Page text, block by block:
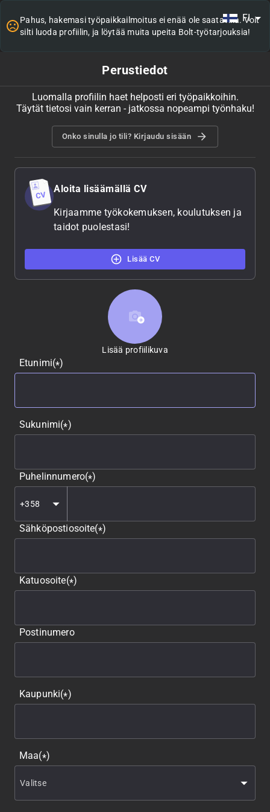
FI
Pahus, hakemasi työpaikkailmoitus ei enää ole saatavilla. Voit
silti luoda profiilin, ja löytää muita upeita Bolt-työtarjouksia!
Perustiedot
Luomalla profiilin haet helposti eri työpaikkoihin.
Täytät tietosi vain kerran - jatkossa nopeampi työnhaku!
Onko sinulla jo tili? Kirjaudu sisään
Aloita lisäämällä CV
Kirjaamme työkokemuksen, koulutuksen ja
taidot puolestasi!
Lisää CV
Lisää profiilikuva
Lisää profiilikuva
Etunimi(*)
Sukunimi(*)
Puhelinnumero(*)
Sähköpostiosoite(*)
Katuosoite(*)
Postinumero
Kaupunki(*)
Maa(*)